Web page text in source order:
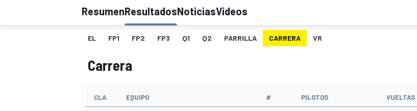
ResumenResultadosNoticiasVideos
EL FP1 FP2 FP3 Q1 Q2 PARRILLA CARRERA VR
Carrera
CLA EQUIPO # PILOTOS VUELTAS